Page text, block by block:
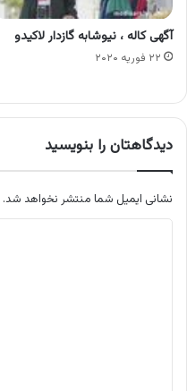
آگهی کاله ، نیوشابه گازدار لاکیدو
۲۲ فوریه ۲۰۲۰
دیدگاهتان را بنویسید
نشانی ایمیل شما منتشر نخواهد شد.